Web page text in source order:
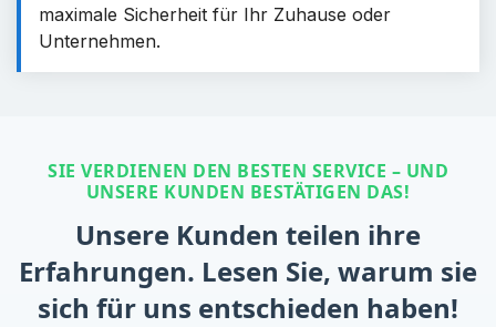
maximale Sicherheit für Ihr Zuhause oder
Unternehmen.
SIE VERDIENEN DEN BESTEN SERVICE – UND
UNSERE KUNDEN BESTÄTIGEN DAS!
Unsere Kunden teilen ihre
Erfahrungen. Lesen Sie, warum sie
sich für uns entschieden haben!